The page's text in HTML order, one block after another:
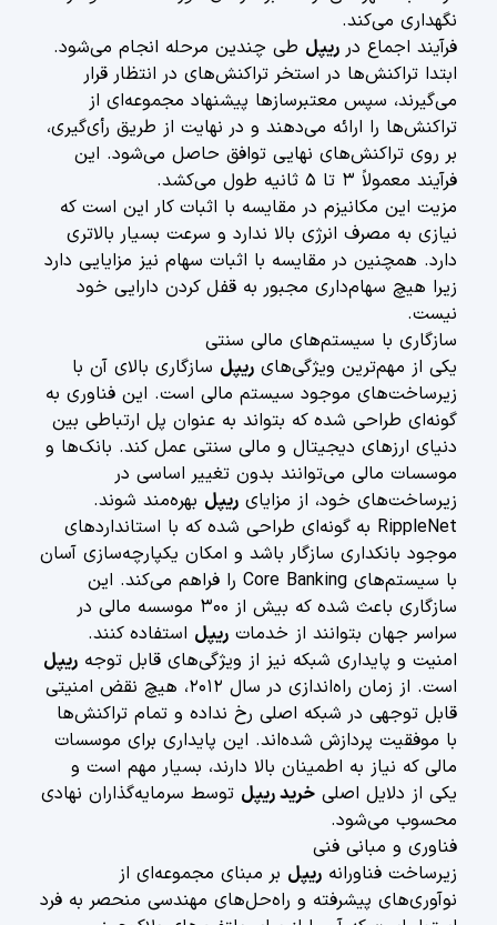
نگهداری می‌کند.
فرآیند اجماع در ریپل طی چندین مرحله انجام می‌شود.
ابتدا تراکنش‌ها در استخر تراکنش‌های در انتظار قرار
می‌گیرند، سپس معتبرسازها پیشنهاد مجموعه‌ای از
تراکنش‌ها را ارائه می‌دهند و در نهایت از طریق رأی‌گیری،
بر روی تراکنش‌های نهایی توافق حاصل می‌شود. این
فرآیند معمولاً ۳ تا ۵ ثانیه طول می‌کشد.
مزیت این مکانیزم در مقایسه با اثبات کار این است که
نیازی به مصرف انرژی بالا ندارد و سرعت بسیار بالاتری
دارد. همچنین در مقایسه با اثبات سهام نیز مزایایی دارد
زیرا هیچ سهام‌داری مجبور به قفل کردن دارایی خود
نیست.
سازگاری با سیستم‌های مالی سنتی
یکی از مهم‌ترین ویژگی‌های ریپل سازگاری بالای آن با
زیرساخت‌های موجود سیستم مالی است. این فناوری به
گونه‌ای طراحی شده که بتواند به عنوان پل ارتباطی بین
دنیای ارزهای دیجیتال و مالی سنتی عمل کند. بانک‌ها و
موسسات مالی می‌توانند بدون تغییر اساسی در
زیرساخت‌های خود، از مزایای ریپل بهره‌مند شوند.
RippleNet به گونه‌ای طراحی شده که با استانداردهای
موجود بانکداری سازگار باشد و امکان یکپارچه‌سازی آسان
با سیستم‌های Core Banking را فراهم می‌کند. این
سازگاری باعث شده که بیش از ۳۰۰ موسسه مالی در
سراسر جهان بتوانند از خدمات ریپل استفاده کنند.
امنیت و پایداری شبکه نیز از ویژگی‌های قابل توجه ریپل
است. از زمان راه‌اندازی در سال ۲۰۱۲، هیچ نقض امنیتی
قابل توجهی در شبکه اصلی رخ نداده و تمام تراکنش‌ها
با موفقیت پردازش شده‌اند. این پایداری برای موسسات
مالی که نیاز به اطمینان بالا دارند، بسیار مهم است و
یکی از دلایل اصلی خرید ریپل توسط سرمایه‌گذاران نهادی
محسوب می‌شود.
فناوری و مبانی فنی
زیرساخت فناورانه ریپل بر مبنای مجموعه‌ای از
نوآوری‌های پیشرفته و راه‌حل‌های مهندسی منحصر به فرد